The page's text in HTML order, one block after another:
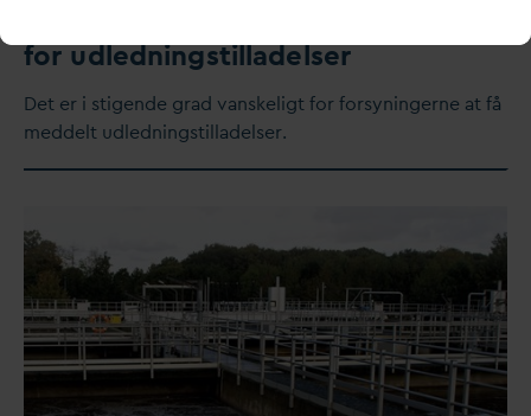
for udledningstilladelser
Det er i stigende grad vanskeligt for forsyningerne at få
meddelt udledningstilladelser.